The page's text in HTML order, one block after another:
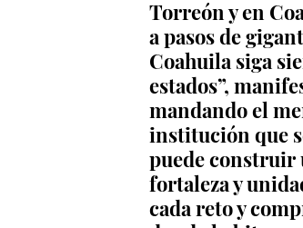
Torreón y en
a pasos de
Coahuila siga
estados”,
mandando el
institución que
puede construir
fortaleza y
cada reto y